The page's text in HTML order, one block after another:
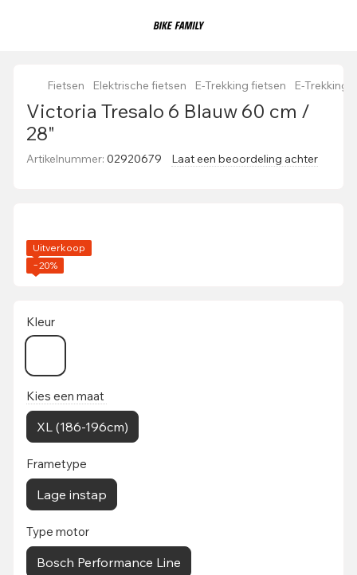
Fietsen Elektrische fietsen E-Trekking fietsen E-Trekking
Victoria Tresalo 6 Blauw 60 cm /
28"
Artikelnummer: 02920679 Laat een beoordeling achter
Uitverkoop
−20%
Kleur
Kies een maat
XL (186-196cm)
Frametype
Lage instap
Type motor
Bosch Performance Line